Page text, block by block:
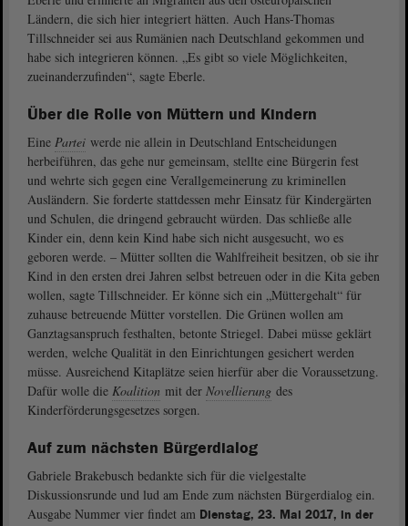
Ländern, die sich hier integriert hätten. Auch Hans-Thomas
Tillschneider sei aus Rumänien nach Deutschland gekommen und
habe sich integrieren können. „Es gibt so viele Möglichkeiten,
zueinanderzufinden“, sagte Eberle.
Über die Rolle von Müttern und Kindern
Eine Partei werde nie allein in Deutschland Entscheidungen
herbeiführen, das gehe nur gemeinsam, stellte eine Bürgerin fest
und wehrte sich gegen eine Verallgemeinerung zu kriminellen
Ausländern. Sie forderte stattdessen mehr Einsatz für Kindergärten
und Schulen, die dringend gebraucht würden. Das schließe alle
Kinder ein, denn kein Kind habe sich nicht ausgesucht, wo es
geboren werde. – Mütter sollten die Wahlfreiheit besitzen, ob sie ihr
Kind in den ersten drei Jahren selbst betreuen oder in die Kita geben
wollen, sagte Tillschneider. Er könne sich ein „Müttergehalt“ für
zuhause betreuende Mütter vorstellen. Die Grünen wollen am
Ganztagsanspruch festhalten, betonte Striegel. Dabei müsse geklärt
werden, welche Qualität in den Einrichtungen gesichert werden
müsse. Ausreichend Kitaplätze seien hierfür aber die Voraussetzung.
Dafür wolle die Koalition mit der Novellierung des
Kinderförderungsgesetzes sorgen.
Auf zum nächsten Bürgerdialog
Gabriele Brakebusch bedankte sich für die vielgestalte
Diskussionsrunde und lud am Ende zum nächsten Bürgerdialog ein.
Ausgabe Nummer vier findet am Dienstag, 23. Mai 2017, in der